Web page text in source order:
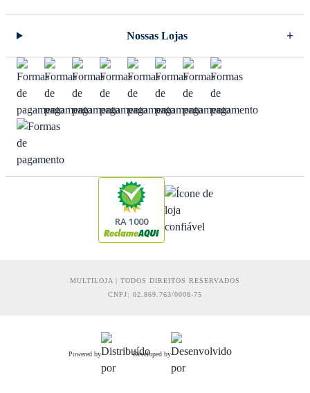
Nossas Lojas
RA 1000
MULTILOJA | TODOS DIREITOS RESERVADOS
CNPJ: 02.869.763/0008-75
Powered by Developed by